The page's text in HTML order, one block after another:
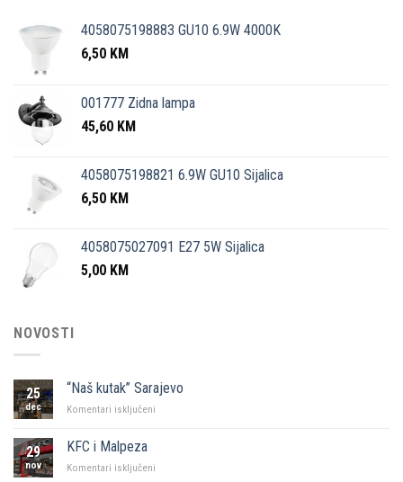
4058075198883 GU10 6.9W 4000K
6,50 KM
001777 Zidna lampa
45,60 KM
4058075198821 6.9W GU10 Sijalica
6,50 KM
4058075027091 E27 5W Sijalica
5,00 KM
NOVOSTI
25
dec
“Naš kutak” Sarajevo
Komentari isključeni
29
nov
KFC i Malpeza
Komentari isključeni